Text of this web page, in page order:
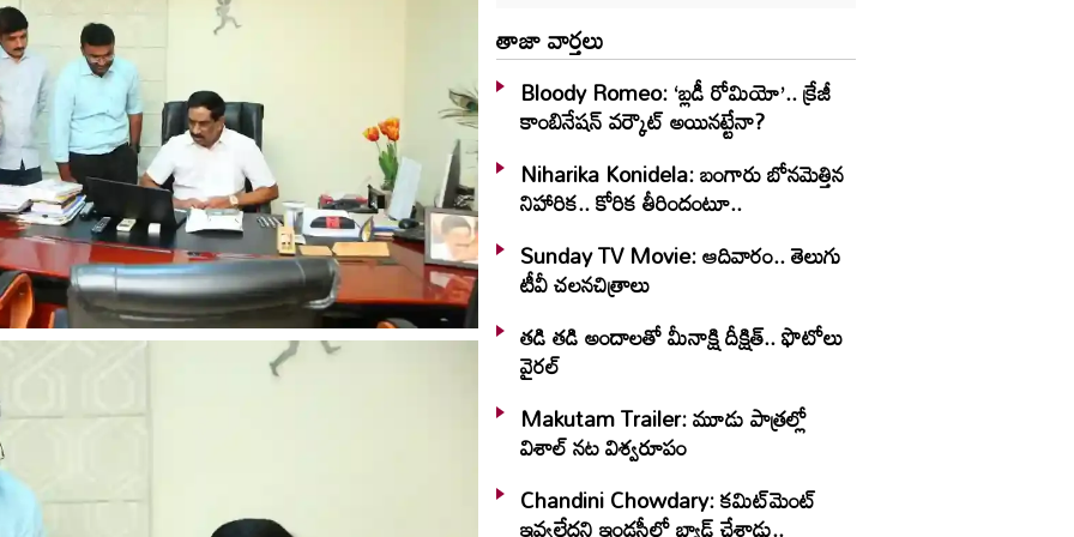
తాజా వార్తలు
Bloody Romeo: ‘బ్లడీ రోమియో’.. క్రేజీ
కాంబినేషన్ వర్కౌట్ అయినట్టేనా?
Niharika Konidela: బంగారు బోనమెత్తిన
నిహారిక.. కోరిక తీరిందంటూ..
Sunday TV Movie: ఆదివారం.. తెలుగు
టీవీ చ‌ల‌న‌చిత్రాలు
తడి తడి అందాలతో మీనాక్షి దీక్షిత్‌.. ఫొటోలు
వైరల్
Makutam Trailer: మూడు పాత్రల్లో
విశాల్ నట విశ్వరూపం
Chandini Chowdary: కమిట్‌మెంట్